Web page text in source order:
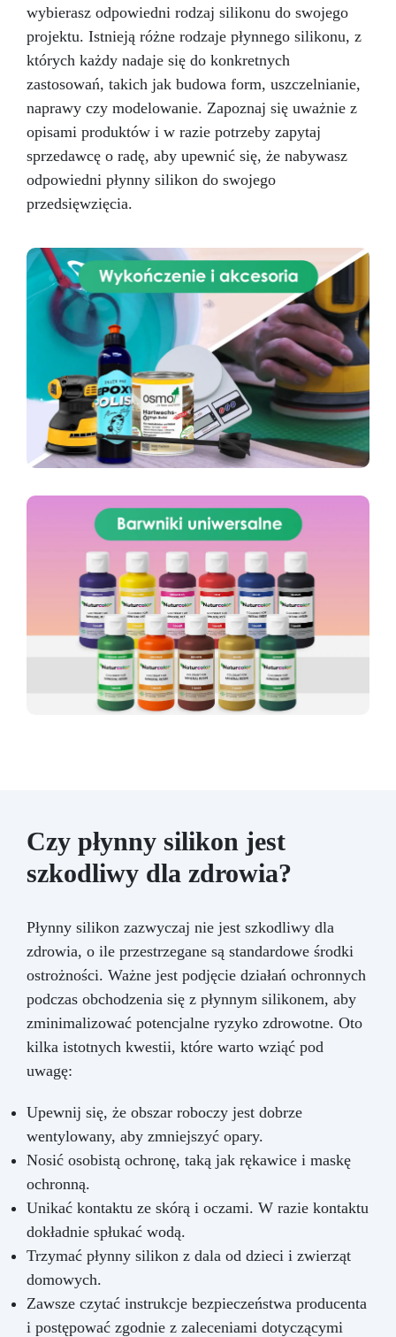
zaleca się użycie komory próżniowej.
Utwardzanie: Przy 25 °C czas pracy ok. 30–40
minut, następnie pozostaw do utwardzenia.
Wyjmowanie i pielęgnacja formy: Po całkowitym
utwardzeniu delikatnie wyjmij model z formy.
Formy myj letnią wodą z delikatnym mydłem.
Przechowuj w suchym, chłodnym miejscu z dala
od światła słonecznego. Aby przedłużyć
żywotność formy, stosuj olej silikonowy po
każdym użyciu. Dodatkowe wskazówki:
Zalecana grubość ścianek: Małe formy: co
kompatybilne: Żywice epoksydowe, poliuretan,
gips, cement, wosk, mydło i inne materiały
stałe. Ograniczenia: Nie nadaje się do form
narażonych na temperatury powyżej +250 °C
oraz na agresywne chemikalia niekompatybilne
z silikonem.
wybierasz odpowiedni rodzaj silikonu do swojego
projektu. Istnieją różne rodzaje płynnego silikonu, z
których każdy nadaje się do konkretnych
zastosowań, takich jak budowa form, uszczelnianie,
naprawy czy modelowanie. Zapoznaj się uważnie z
opisami produktów i w razie potrzeby zapytaj
sprzedawcę o radę, aby upewnić się, że nabywasz
odpowiedni płynny silikon do swojego
przedsięwzięcia.
Czy płynny silikon jest
szkodliwy dla zdrowia?
Płynny silikon zazwyczaj nie jest szkodliwy dla
zdrowia, o ile przestrzegane są standardowe środki
ostrożności. Ważne jest podjęcie działań ochronnych
podczas obchodzenia się z płynnym silikonem, aby
zminimalizować potencjalne ryzyko zdrowotne. Oto
kilka istotnych kwestii, które warto wziąć pod
uwagę:
Upewnij się, że obszar roboczy jest dobrze
wentylowany, aby zmniejszyć opary.
Nosić osobistą ochronę, taką jak rękawice i maskę
ochronną.
Unikać kontaktu ze skórą i oczami. W razie kontaktu
dokładnie spłukać wodą.
Trzymać płynny silikon z dala od dzieci i zwierząt
domowych.
Zawsze czytać instrukcje bezpieczeństwa producenta
i postępować zgodnie z zaleceniami dotyczącymi